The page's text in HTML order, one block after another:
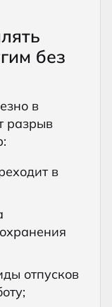
без
в
разрыв
в
отпусков